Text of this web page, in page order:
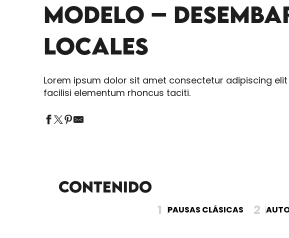
MODELO –
LOCALES
Lorem ipsum dolor sit amet consectetur adipiscing
facilisi elementum rhoncus taciti.
Contenido
1 PAUSAS CLÁSICAS 2